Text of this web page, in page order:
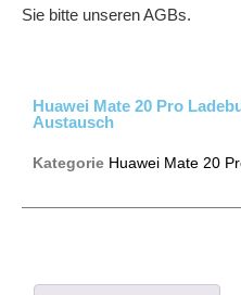
Sie bitte unseren AGBs.
Huawei Mate 20 Pro
Austausch
Kategorie Huawei Mate 20